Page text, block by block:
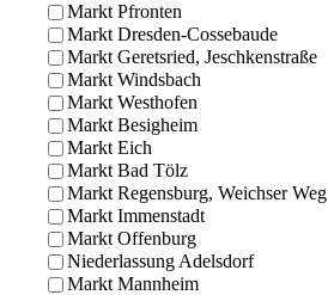
Markt Pfronten
Markt Dresden-Cossebaude
Markt Geretsried, Jeschkenstraße
Markt Windsbach
Markt Westhofen
Markt Besigheim
Markt Eich
Markt Bad Tölz
Markt Regensburg, Weichser Weg
Markt Immenstadt
Markt Offenburg
Niederlassung Adelsdorf
Markt Mannheim